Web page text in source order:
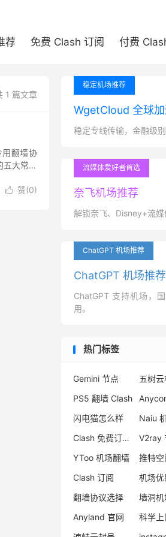
荐 免费 Clash 订阅 付费
1 篇文章
翻墙协
大常用
 赞(0)
稳定机场推荐
WgetCloud 全球
稳定专线传输，金融级
流媒体爱好者首选
奈飞机场推荐
解锁奈飞、Disney+流媒
ChatGPT 机场推荐
ChatGPT 机场推荐
ChatGPT 支持机场，
用。
热门标签
Gemini 节点 五树
PS5 翻墙 Clash
闪电猫怎么样
Naiu
Clash 免费订阅网站
YToo 机场翻墙
推特
Clash 订阅
机场
翻墙协议选择
墙洞
Anyland 官网
科学